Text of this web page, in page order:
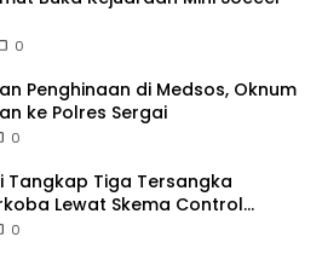
0
Penghinaan di Medsos, Oknum
ke Polres Sergai
0
Tangkap Tiga Tersangka
Lewat Skema Control
0